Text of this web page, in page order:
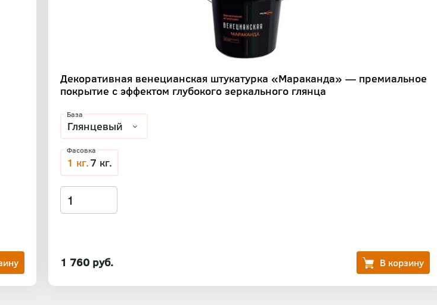
Декоративная венецианская штукатурка «Мараканда» — премиальное
покрытие с эффектом глубокого зеркального глянца
1 760 руб.
База
Фасовка
1 кг.7 кг.